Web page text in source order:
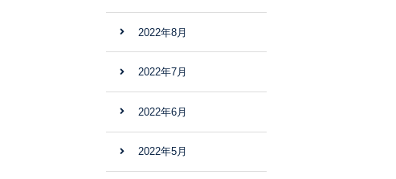
2022年8月
2022年7月
2022年6月
2022年5月